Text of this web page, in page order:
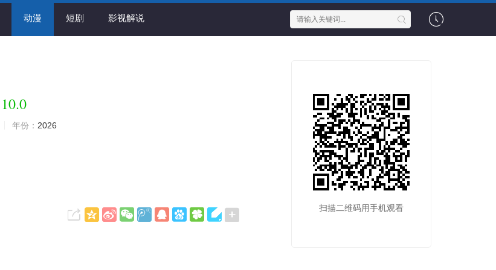
动漫 短剧 影视解说
10.0
年份： 2026
扫描二维码用手机观看